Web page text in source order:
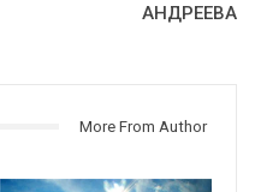
АНДРЕЕВА
More From Author